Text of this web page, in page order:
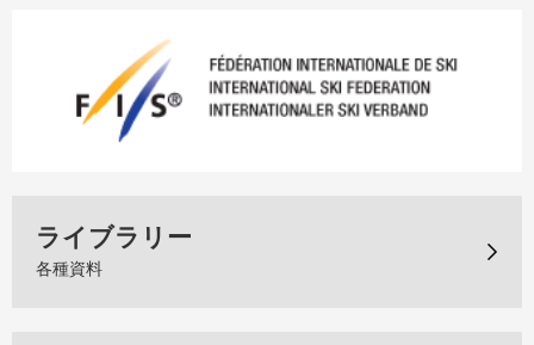
ライブラリー
各種資料